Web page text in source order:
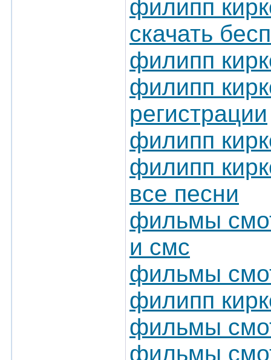
филипп
скачать
филипп
филипп
регистрации
филипп
филипп
все песни
фильмы
и смс
фильмы
филипп
фильмы
фильмы